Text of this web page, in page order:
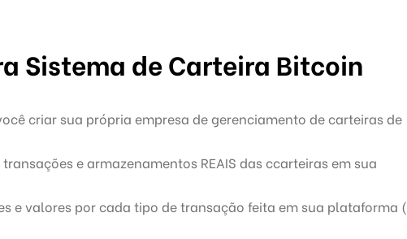
Sistema de Carteira Bitcoin
criar sua própria empresa de gerenciamento de carteiras de
e armazenamentos REAIS das ccarteiras em sua
e valores por cada tipo de transação feita em sua plataforma (